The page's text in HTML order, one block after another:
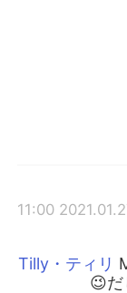
2021.01.27
だ